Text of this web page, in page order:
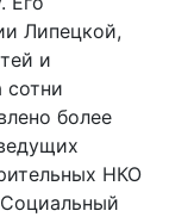
Липецкой,
и
сотни
более
НКО